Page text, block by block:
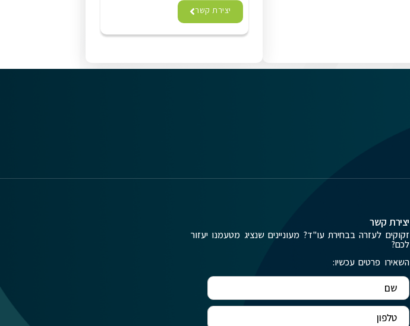
יצירת קשר
יצירת קשר
זקוקים לעזרה בבחירת עו"ד? מעוניינים שנציג מטעמנו יעזור
לכם?
השאירו פרטים עכשיו: